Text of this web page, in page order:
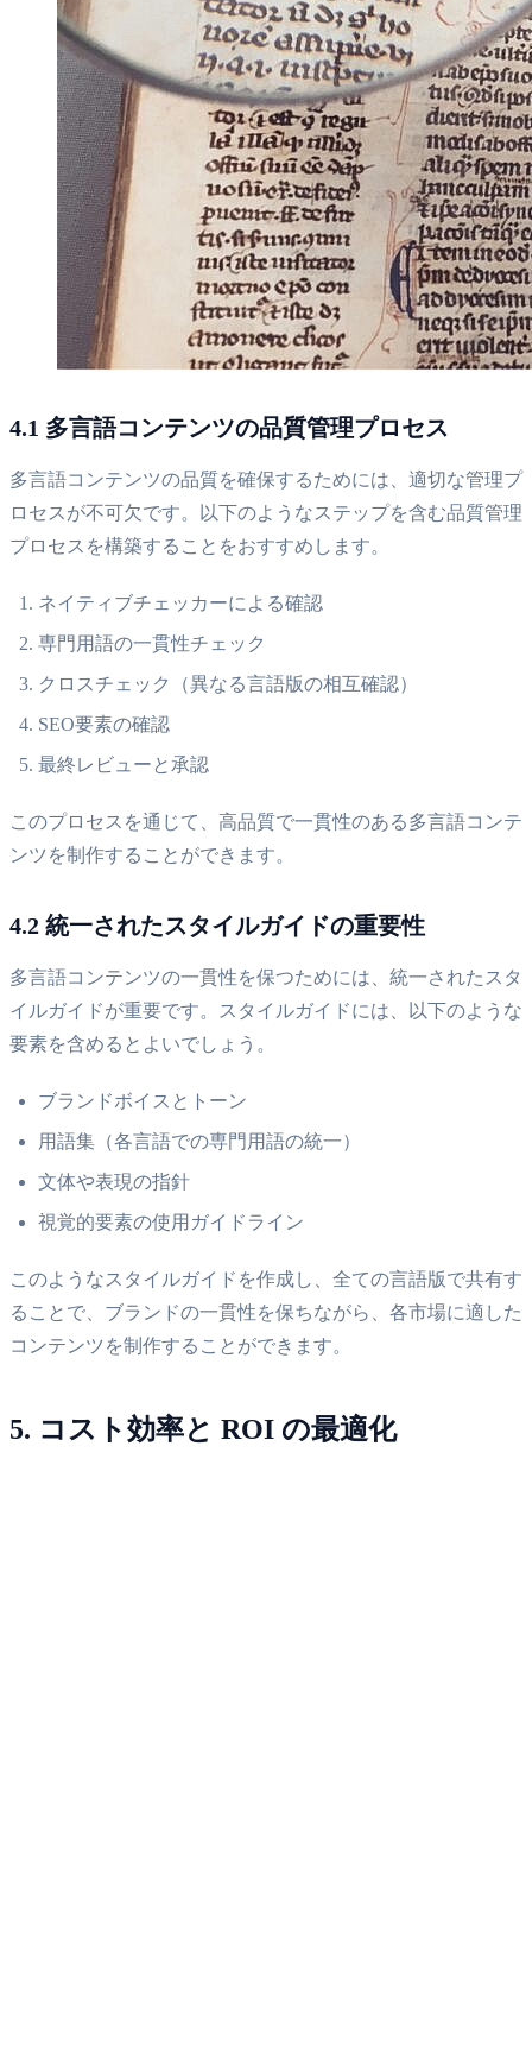
4.1 多言語コンテンツの品質管理プロセス
多言語コンテンツの品質を確保するためには、適切な管理プ
ロセスが不可欠です。以下のようなステップを含む品質管理
プロセスを構築することをおすすめします。
ネイティブチェッカーによる確認
専門用語の一貫性チェック
クロスチェック（異なる言語版の相互確認）
SEO要素の確認
最終レビューと承認
このプロセスを通じて、高品質で一貫性のある多言語コンテ
ンツを制作することができます。
4.2 統一されたスタイルガイドの重要性
多言語コンテンツの一貫性を保つためには、統一されたスタ
イルガイドが重要です。スタイルガイドには、以下のような
要素を含めるとよいでしょう。
ブランドボイスとトーン
用語集（各言語での専門用語の統一）
文体や表現の指針
視覚的要素の使用ガイドライン
このようなスタイルガイドを作成し、全ての言語版で共有す
ることで、ブランドの一貫性を保ちながら、各市場に適した
コンテンツを制作することができます。
5. コスト効率と ROI の最適化